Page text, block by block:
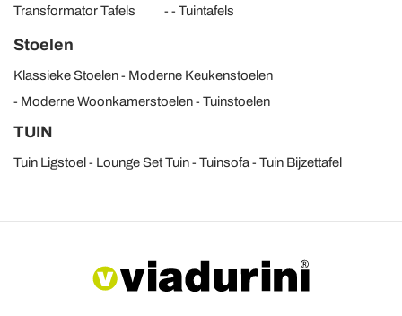
Transformator Tafels
Tuintafels
Stoelen
Klassieke Stoelen
Moderne Keukenstoelen
Moderne Woonkamerstoelen
Tuinstoelen
TUIN
Tuin Ligstoel Lounge Set Tuin Tuinsofa Tuin Bijzettafel